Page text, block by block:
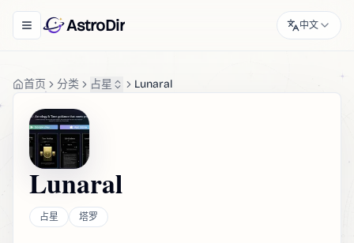
Toggle navigation menu
AstroDir 中文
首页 分类 占星 Lunaral
Lunaral
占星 塔罗